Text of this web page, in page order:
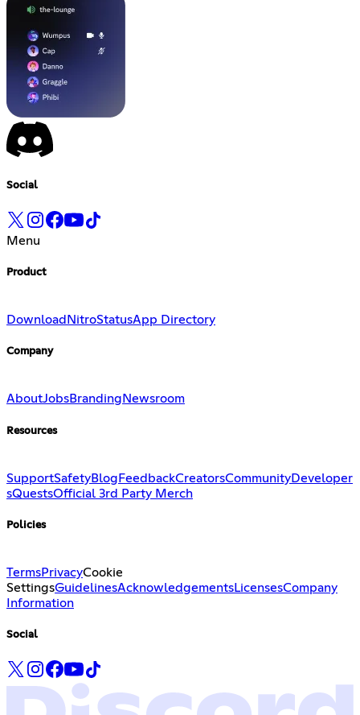
Social
Menu
Product
Download NitroStatusApp Directory
Company
AboutJobsBranding Newsroom
Resources
SupportSafetyBlog FeedbackCreatorsCommunityDeveloper
sQuestsOfficial 3rd Party Merch
Policies
TermsPrivacyCookie
SettingsGuidelinesAcknowledgementsLicensesCompany
Information
Social